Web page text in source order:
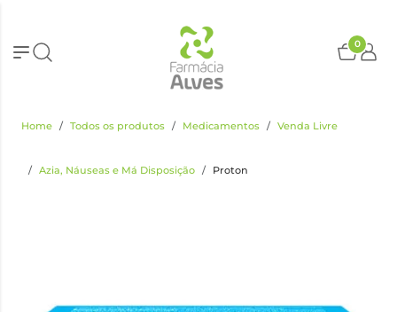
0
Home Todos os produtos Medicamentos Venda Livre
Azia, Náuseas e Má Disposição Proton